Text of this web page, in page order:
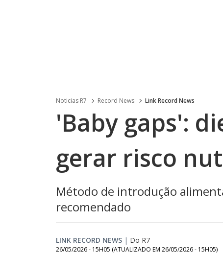
Noticias R7 Record News Link Record News
'Baby gaps':
gerar risco
Método de introdução
recomendado
LINK RECORD NEWS | Do R7
26/05/2026 - 15H05 (ATUALIZADO EM 26/05/2026 - 15H05)